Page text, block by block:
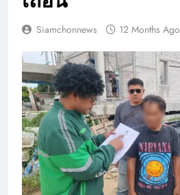
Siamchonnews 12 Months Ago